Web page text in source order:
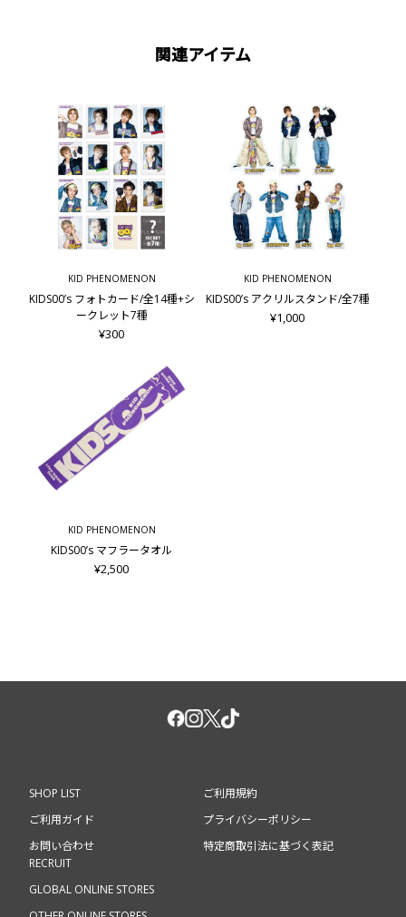
関連アイテム
KID PHENOMENON
KIDS00’s フォトカード/全14種+シ
ークレット7種
¥300
KID PHENOMENON
KIDS00’s アクリルスタンド/全7種
¥1,000
KID PHENOMENON
KIDS00’s マフラータオル
¥2,500
SHOP LIST
ご利用ガイド
お問い合わせ
ご利用規約
プライバシーポリシー
特定商取引法に基づく表記
RECRUIT
GLOBAL ONLINE STORES